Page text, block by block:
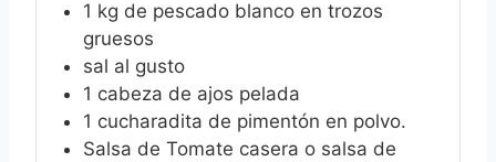
1 kg de pescado blanco en trozos
gruesos
sal al gusto
1 cabeza de ajos pelada
1 cucharadita de pimentón en polvo.
Salsa de Tomate casera o salsa de